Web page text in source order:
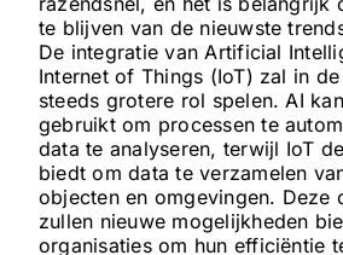
te blijven van de nieuwste
De integratie van Artificial
Internet of Things (IoT) zal in
steeds grotere rol spelen. AI
gebruikt om processen te
data te analyseren, terwijl IoT
biedt om data te verzamelen
objecten en omgevingen. Deze
zullen nieuwe mogelijkheden
organisaties om hun efficiëntie